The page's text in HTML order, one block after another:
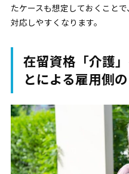
たケースも想定しておくこと
対応しやすくなります。
在留資格「介護
とによる雇用側